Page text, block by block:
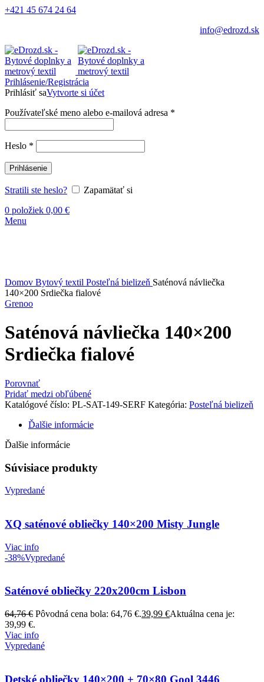
+421 45 674 24 64
info@edrozd.sk
Prihlásenie/Registrácia
Prihlásiť saVytvorte si účet
Používateľské meno alebo e-mailová adresa *
Heslo *
Prihlásenie
Stratili ste heslo?
Zapamätať si
0 položiek 0,00 €
Menu
Domov Bytový textil Posteľná bielizeň Saténová návliečka
140×200 Srdiečka fialové
Grenoo
Saténová návliečka 140×200
Srdiečka fialové
Porovnať
Pridať medzi obľúbené
Katalógové číslo: PL-SAT-149-SERF Kategória: Posteľná bielizeň
Ďalšie informácie
Ďalšie informácie
Súvisiace produkty
Vypredané
XQ saténové obliečky 140×200 Misty Jungle
Viac info
-38%Vypredané
Saténové obliečky 220x200cm Lisbon
64,76€ Pôvodná cena bola: 64,76 €.39,99 €Aktuálna cena je:
39,99 €.
Viac info
Vypredané
Detské obliečky 140×200 + 70×80 Gool 3446